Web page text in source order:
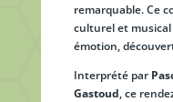
remarquable. Ce
culturel et
émotion,
Interprété par
Gastoud, ce